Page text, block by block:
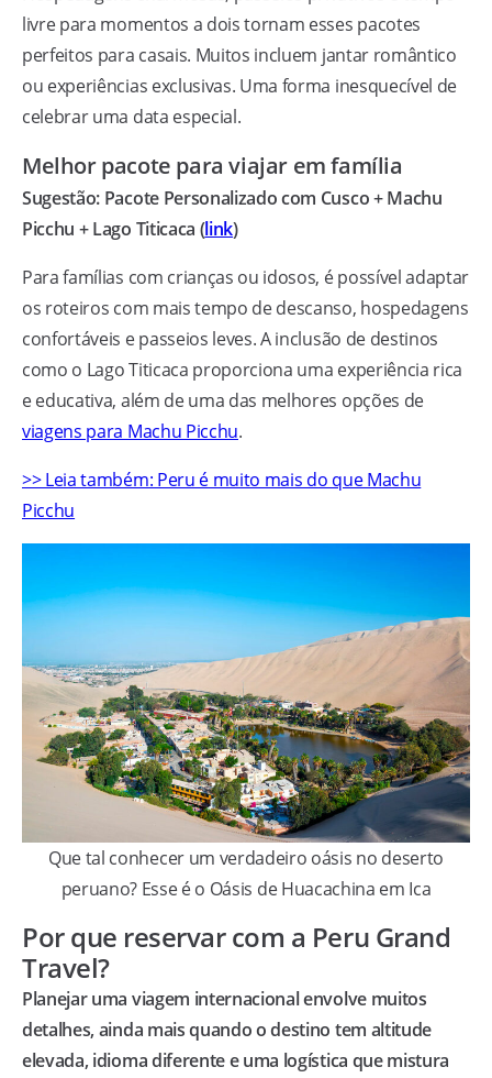
livre para momentos a dois tornam esses pacotes
perfeitos para casais. Muitos incluem jantar romântico
ou experiências exclusivas. Uma forma inesquecível de
celebrar uma data especial.
Melhor pacote para viajar em família
Sugestão: Pacote Personalizado com Cusco + Machu
Picchu + Lago Titicaca (link)
Para famílias com crianças ou idosos, é possível adaptar
os roteiros com mais tempo de descanso, hospedagens
confortáveis e passeios leves. A inclusão de destinos
como o Lago Titicaca proporciona uma experiência rica
e educativa, além de uma das melhores opções de
viagens para Machu Picchu.
>> Leia também: Peru é muito mais do que Machu
Picchu
Que tal conhecer um verdadeiro oásis no deserto
peruano? Esse é o Oásis de Huacachina em Ica
Por que reservar com a Peru Grand
Travel?
Planejar uma viagem internacional envolve muitos
detalhes, ainda mais quando o destino tem altitude
elevada, idioma diferente e uma logística que mistura